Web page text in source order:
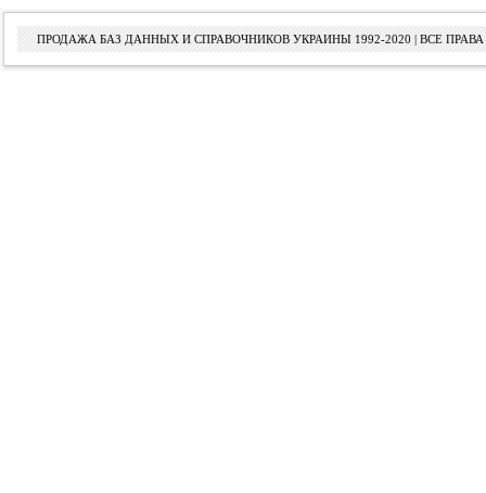
ПРОДАЖА БАЗ ДАННЫХ И СПРАВОЧНИКОВ УКРАИНЫ 1992-2020 | ВСЕ